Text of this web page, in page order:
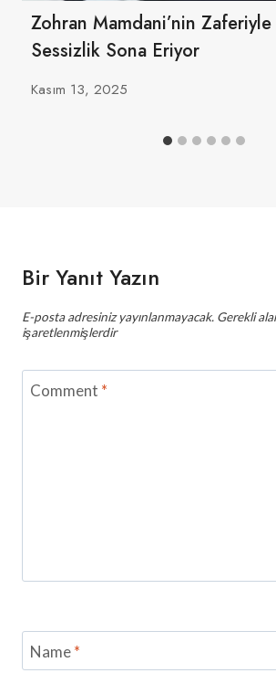
Zohran Mamdani’nin
Sessizlik Sona Eriyor
Kasım 13, 2025
Bir Yanıt Yazın
E-posta adresiniz yayınlanmayacak. Gerekli
işaretlenmişlerdir
Comment *
Name*